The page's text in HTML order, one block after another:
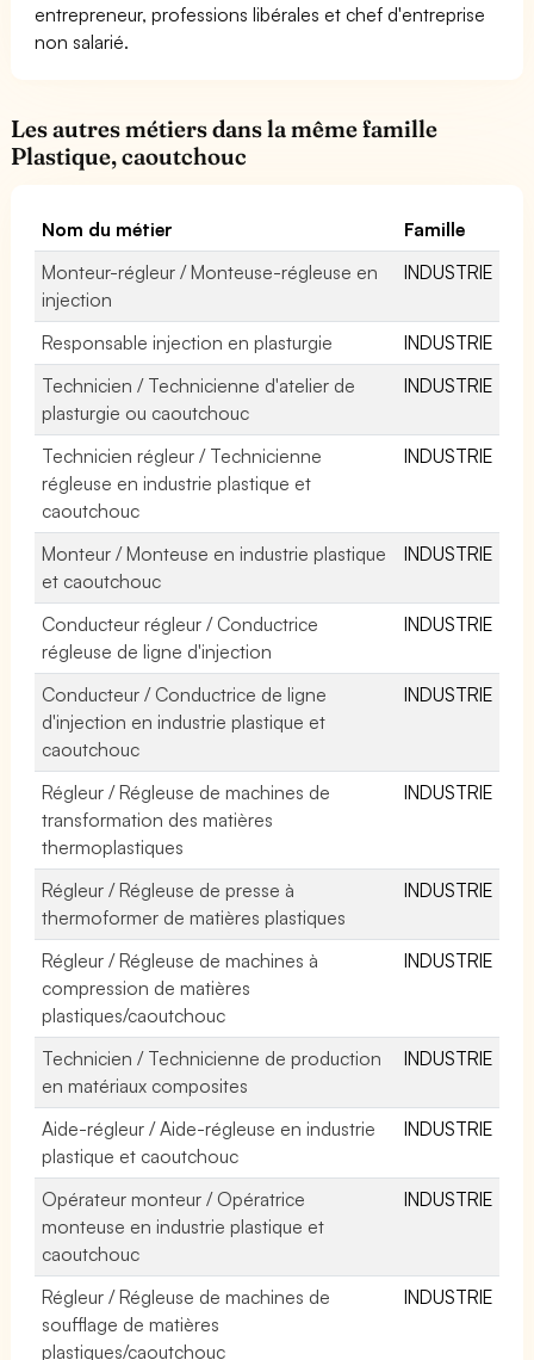
entrepreneur, professions libérales et chef d'entreprise
non salarié.
Les autres métiers dans la même famille
Plastique, caoutchouc
Nom du métier
Famille
Monteur-régleur / Monteuse-régleuse en
injection
INDUSTRIE
Responsable injection en plasturgie
INDUSTRIE
Technicien / Technicienne d'atelier de
plasturgie ou caoutchouc
INDUSTRIE
Technicien régleur / Technicienne
régleuse en industrie plastique et
caoutchouc
INDUSTRIE
Monteur / Monteuse en industrie plastique
et caoutchouc
INDUSTRIE
Conducteur régleur / Conductrice
régleuse de ligne d'injection
INDUSTRIE
Conducteur / Conductrice de ligne
d'injection en industrie plastique et
caoutchouc
INDUSTRIE
Régleur / Régleuse de machines de
transformation des matières
thermoplastiques
INDUSTRIE
Régleur / Régleuse de presse à
thermoformer de matières plastiques
INDUSTRIE
Régleur / Régleuse de machines à
compression de matières
plastiques/caoutchouc
INDUSTRIE
Technicien / Technicienne de production
en matériaux composites
INDUSTRIE
Aide-régleur / Aide-régleuse en industrie
plastique et caoutchouc
INDUSTRIE
Opérateur monteur / Opératrice
monteuse en industrie plastique et
caoutchouc
INDUSTRIE
Régleur / Régleuse de machines de
soufflage de matières
plastiques/caoutchouc
INDUSTRIE